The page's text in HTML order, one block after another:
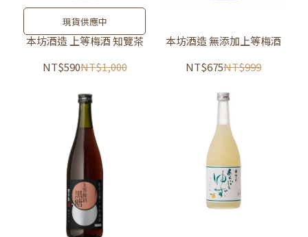
現貨供應中
本坊酒造 上等梅酒 知覽茶
NT$590NT$1,000
本坊酒造 無添加上等梅酒
NT$675NT$999